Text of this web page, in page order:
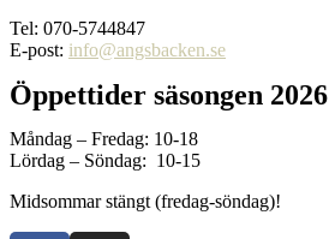
Tel: 070-5744847
E-post: info@angsbacken.se
Öppettider säsongen 2026
Måndag – Fredag: 10-18
Lördag – Söndag: 10-15
Midsommar stängt (fredag-söndag)!